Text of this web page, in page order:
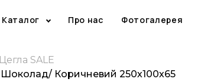
Каталог Про нас Фотогалерея
Цегла SALE
Шоколад/ Коричневий 250х100х65